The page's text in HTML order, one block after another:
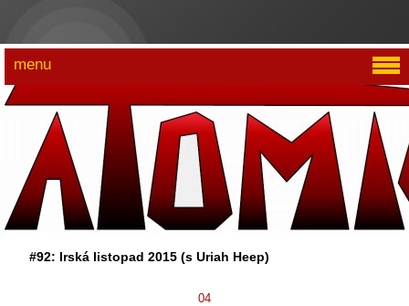
#92: Irská listopad 2015 (s Uriah Heep)
04
menu